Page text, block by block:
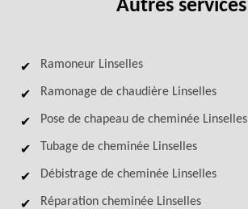
Autres services
Ramoneur Linselles
Ramonage de chaudière Linselles
Pose de chapeau de cheminée Linselles
Tubage de cheminée Linselles
Débistrage de cheminée Linselles
Réparation cheminée Linselles